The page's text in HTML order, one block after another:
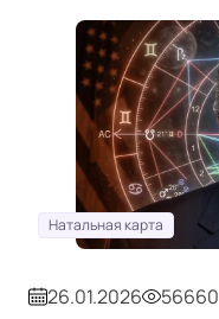
Натальная карта
26.01.2026 56660